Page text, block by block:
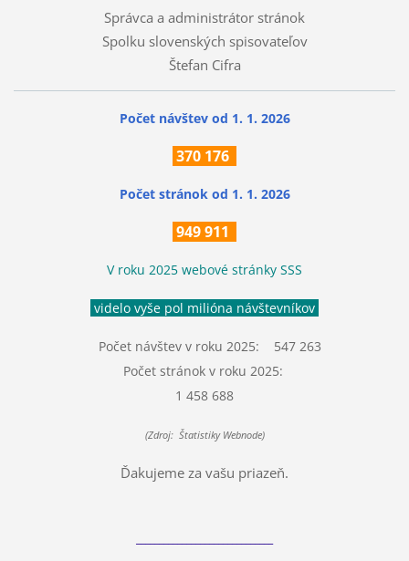
Správca a administrátor stránok
Spolku slovenských spisovateľov
Štefan Cifra
Počet návštev od 1. 1. 2026
370 176
Počet stránok od 1. 1. 2026
949 911
V roku 2025 webové stránky SSS
videlo vyše pol milióna návštevníkov
Počet návštev v roku 2025: 547 263
Počet stránok v roku 2025:
1 458 688
(Zdroj: Štatistiky Webnode)
Ďakujeme za vašu priazeň.